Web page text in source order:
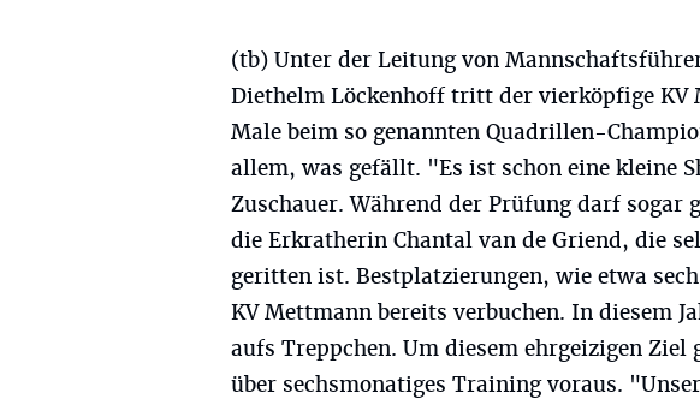
(tb) Unter der Leitung von
Diethelm Löckenhoff tritt der vierköpfige KV
Male beim so genannten Quadrillen-
allem, was gefällt. "Es ist schon eine kleine
Zuschauer. Während der Prüfung darf sogar
die Erkratherin Chantal van de Griend, die
geritten ist. Bestplatzierungen, wie etwa
KV Mettmann bereits verbuchen. In diesem
aufs Treppchen. Um diesem ehrgeizigen Ziel
über sechsmonatiges Training voraus.